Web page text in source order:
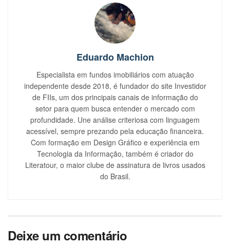
Eduardo Machion
Especialista em fundos imobiliários com atuação
independente desde 2018, é fundador do site Investidor
de FIIs, um dos principais canais de informação do
setor para quem busca entender o mercado com
profundidade. Une análise criteriosa com linguagem
acessível, sempre prezando pela educação financeira.
Com formação em Design Gráfico e experiência em
Tecnologia da Informação, também é criador do
Literatour, o maior clube de assinatura de livros usados
do Brasil.
Deixe um comentário